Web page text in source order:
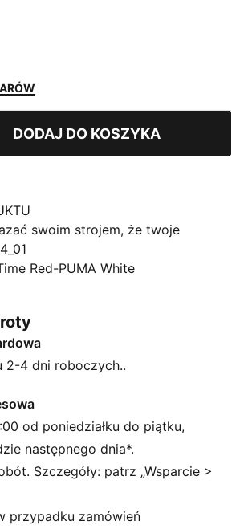
DODAJ DO KOSZYKA
swoim strojem, że twoje
należy do Milanu, ta czapka będzie
klubowym barwom możesz
gdziekolwiek jesteś.
miasta, czy po prostu
ta czapka zapewni ci wygodę i
ukochaną drużynę.
w co najmniej 20% z bawełny
produkt
daszkiem
z metalowym klipsem
Red-PUMA White
2-4 dni roboczych..
od poniedziałku do piątku,
następnego dnia*.
Szczegóły: patrz „Wsparcie >
przypadku zamówień